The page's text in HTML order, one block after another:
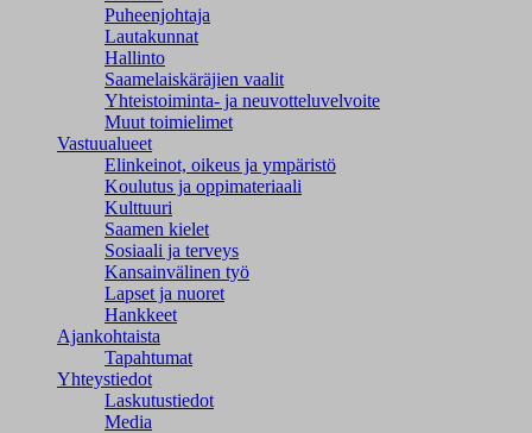
Puheenjohtaja
Lautakunnat
Hallinto
Saamelaiskäräjien vaalit
Yhteistoiminta- ja neuvotteluvelvoite
Muut toimielimet
Vastuualueet
Elinkeinot, oikeus ja ympäristö
Koulutus ja oppimateriaali
Kulttuuri
Saamen kielet
Sosiaali ja terveys
Kansainvälinen työ
Lapset ja nuoret
Hankkeet
Ajankohtaista
Tapahtumat
Yhteystiedot
Laskutustiedot
Media